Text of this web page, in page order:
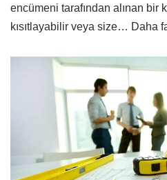
encümeni tarafından alınan bir
kısıtlayabilir veya size… Daha